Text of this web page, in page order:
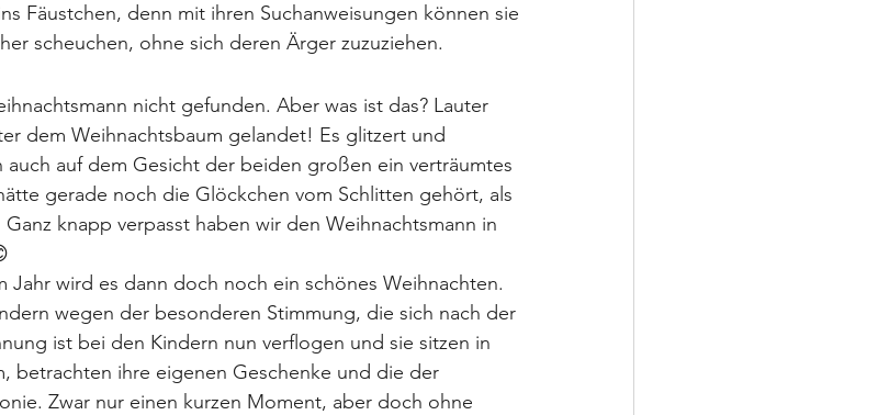
Fäustchen, denn mit ihren Suchanweisungen können sie
scheuchen, ohne sich deren Ärger zuzuziehen.
nicht gefunden. Aber was ist das? Lauter
dem Weihnachtsbaum gelandet! Es glitzert und
auf dem Gesicht der beiden großen ein verträumtes
gerade noch die Glöckchen vom Schlitten gehört, als
knapp verpasst haben wir den Weihnachtsmann in
Jahr wird es dann doch noch ein schönes Weihnachten.
wegen der besonderen Stimmung, die sich nach der
ist bei den Kindern nun verflogen und sie sitzen in
betrachten ihre eigenen Geschenke und die der
Zwar nur einen kurzen Moment, aber doch ohne